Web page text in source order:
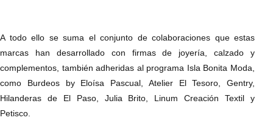
A todo ello se suma el conjunto de colaboraciones que estas
marcas han desarrollado con firmas de joyería, calzado y
complementos, también adheridas al programa Isla Bonita Moda,
como Burdeos by Eloísa Pascual, Atelier El Tesoro, Gentry,
Hilanderas de El Paso, Julia Brito, Linum Creación Textil y
Petisco.